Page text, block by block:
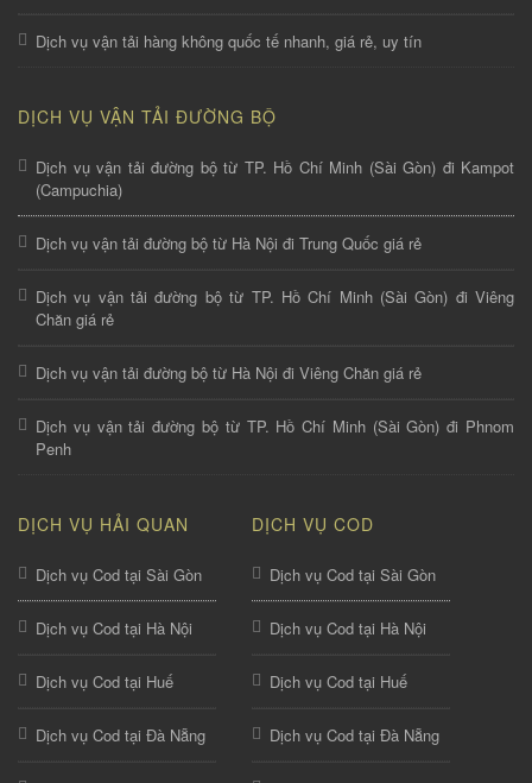
Dịch vụ vận tải hàng không quốc tế nhanh, giá rẻ, uy tín
DỊCH VỤ VẬN TẢI ĐƯỜNG BỘ
Dịch vụ vận tải đường bộ từ TP. Hồ Chí Minh (Sài Gòn) đi Kampot
(Campuchia)
Dịch vụ vận tải đường bộ từ Hà Nội đi Trung Quốc giá rẻ
Dịch vụ vận tải đường bộ từ TP. Hồ Chí Minh (Sài Gòn) đi Viêng
Chăn giá rẻ
Dịch vụ vận tải đường bộ từ Hà Nội đi Viêng Chăn giá rẻ
Dịch vụ vận tải đường bộ từ TP. Hồ Chí Minh (Sài Gòn) đi Phnom
Penh
DỊCH VỤ HẢI QUAN
Dịch vụ Cod tại Sài Gòn
Dịch vụ Cod tại Hà Nội
Dịch vụ Cod tại Huế
Dịch vụ Cod tại Đà Nẵng
DỊCH VỤ COD
Dịch vụ Cod tại Sài Gòn
Dịch vụ Cod tại Hà Nội
Dịch vụ Cod tại Huế
Dịch vụ Cod tại Đà Nẵng